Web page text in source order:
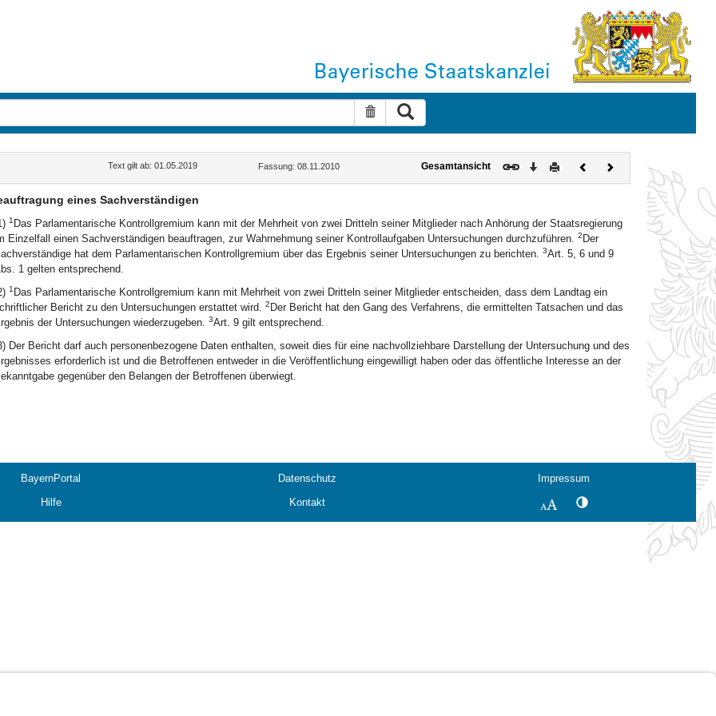
Suche zurücksetzen
Text gilt ab: 01.05.2019 Fassung: 08.11.2010 Gesamtansicht Download
DruckenVorherigesNächstes
Dokument
eines Sachverständigen
1 Das Parlamentarische Kontrollgremium kann mit der Mehrheit von zwei Dritteln seiner Mitglieder nach Anhörung der Staatsregierung
Einzelfall einen Sachverständigen beauftragen, zur Wahrnehmung seiner Kontrollaufgaben Untersuchungen durchzuführen. 2 Der
hat dem Parlamentarischen Kontrollgremium über das Ergebnis seiner Untersuchungen zu berichten. 3Art. 5, 6 und 9
1 gelten entsprechend.
1 Das Parlamentarische Kontrollgremium kann mit Mehrheit von zwei Dritteln seiner Mitglieder entscheiden, dass dem Landtag ein
Bericht zu den Untersuchungen erstattet wird. 2 Der Bericht hat den Gang des Verfahrens, die ermittelten Tatsachen und das
der Untersuchungen wiederzugeben. 3Art. 9 gilt entsprechend.
Der Bericht darf auch personenbezogene Daten enthalten, soweit dies für eine nachvollziehbare Darstellung der Untersuchung und des
erforderlich ist und die Betroffenen entweder in die Veröffentlichung eingewilligt haben oder das öffentliche Interesse an der
gegenüber den Belangen der Betroffenen überwiegt.
BayernPortal Datenschutz
Impressum
Hilfe Kontakt SchriftgrößeKontrastwechsel